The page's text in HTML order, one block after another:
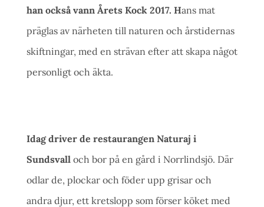
han också vann Årets Kock 2017. Hans mat
präglas av närheten till naturen och årstidernas
skiftningar, med en strävan efter att skapa något
personligt och äkta.
Idag driver de restaurangen Naturaj i
Sundsvall och bor på en gård i Norrlindsjö. Där
odlar de, plockar och föder upp grisar och
andra djur, ett kretslopp som förser köket med